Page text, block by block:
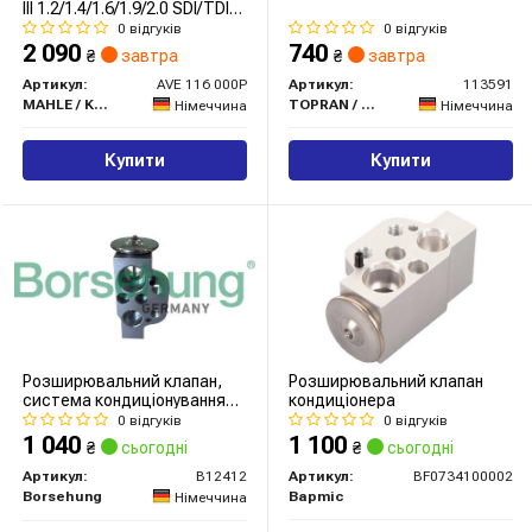
III 1.2/1.4/1.6/1.9/2.0 SDI/TDI
04- (Premium Line! OE)
0 відгуків
2 090 ₴ завтра
Артикул:
AVE 116 000P
MAHLE / KNECHT
Німеччина
Купити
0 відгуків
740 ₴ завтра
Артикул:
113591
TOPRAN / HANS PRIES
Німеччина
Купити
Розширювальний клапан,
система кондиціонування
повітря
0 відгуків
1 040 ₴ сьогодні
Артикул:
B12412
Borsehung
Німеччина
Розширювальний клапан
кондиціонера
0 відгуків
1 100 ₴ сьогодні
Артикул:
BF0734100002
Bapmic